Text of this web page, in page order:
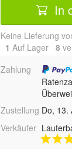
In
Keine Lieferung
1 Auf Lager 8
Zahlung
Zustellung Do, 13.
Verkäufer